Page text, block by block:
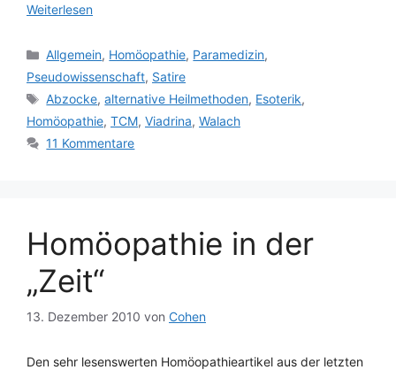
Weiterlesen
Kategorien
Allgemein, Homöopathie, Paramedizin,
Pseudowissenschaft, Satire
Schlagwörter
Abzocke,alternative Heilmethoden, Esoterik,
Homöopathie, TCM, Viadrina, Walach
11 Kommentare
Homöopathie in der
„Zeit“
13. Dezember 2010 von Cohen
Den sehr lesenswerten Homöopathieartikel aus der letzten